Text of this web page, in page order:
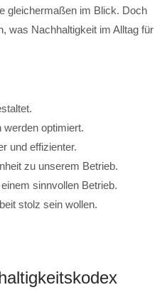
gleichermaßen im Blick. Doch
was Nachhaltigkeit im Alltag für
optimiert.
und effizienter.
zu unserem Betrieb.
sinnvollen Betrieb.
stolz sein wollen.